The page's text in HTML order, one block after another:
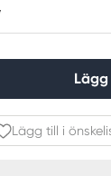
Lägg till i